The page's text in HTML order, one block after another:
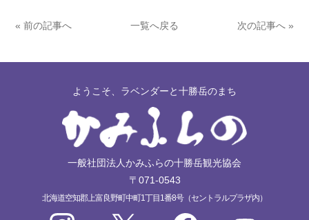
« 前の記事へ 一覧へ戻る 次の記事へ »
ようこそ、ラベンダーと十勝岳のまち
一般社団法人かみふらの十勝岳観光協会
〒071-0543
北海道空知郡上富良野町中町1丁目1番8号（セントラルプラザ内）